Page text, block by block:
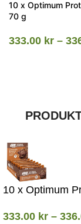
10 x Optimum
70 g
333.00 kr –
10 x Optimum
333.00 kr –